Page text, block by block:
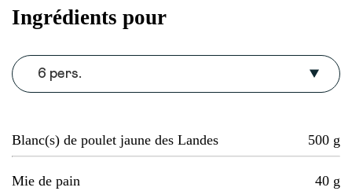
Ingrédients pour
6 pers.
Blanc(s) de poulet jaune des Landes 500 g
Mie de pain 40 g